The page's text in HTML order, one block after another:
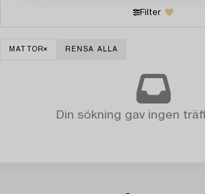
Filter
MATTOR RENSA ALLA
Din sökning gav ingen